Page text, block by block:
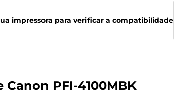
impressora para verificar a compatibilidade
PFI-4100MBK